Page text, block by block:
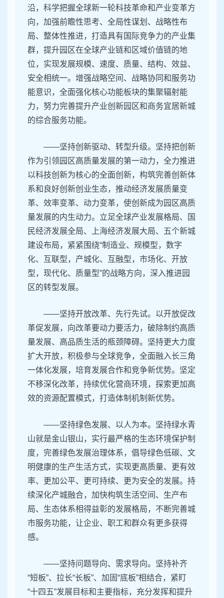
沿，科学把握全球新一轮科技革命和产业变革方
向，加强前瞻性思考、全局性谋划、战略性布
局、整体性推进，打造具有国际竞争力的产业集
群，提升园区在全球产业链和区域价值链的地
位，实现发展规模、速度、质量、结构、效益、
安全相统一。增强战略空间、战略协同和服务功
能意识，全面强化核心功能板块的集聚辐射能
力，努力完善提升产业创新园区和商务宜居新城
的综合服务功能。
——坚持创新驱动、转型升级。坚持把创新
作为引领园区高质量发展的第一动力，全力推进
以科技创新为核心的全面创新，构筑完善创新体
系和良好创新创业生态，推动经济发展质量变
革、效率变革、动力变革，使创新成为园区高质
量发展的内生动力。立足全球产业发展格局、国
民经济发展全局、上海经济发展大局、五个新城
建设布局，紧紧围绕“制造业、规模型，数字
化、互联型，产城化、互融型，市场化、开放
型，现代化、质量型”的战略方向，深入推进园
区的转型发展。
——坚持开放改革、先行先试。以开放促改
革促发展，向改革要动力要活力，破除制约高质
量发展、高品质生活的瓶颈障碍。坚持更大力度
扩大开放，积极参与全球竞争，全面融入长三角
一体化发展，培育发展合作和竞争新优势。坚定
不移深化改革，持续优化营商环境，探索更加高
效的资源配置模式，打造体制机制新优势。
——坚持绿色发展、以人为本。坚持绿水青
山就是金山银山，实行最严格的生态环境保护制
度，完善绿色发展治理体系，倡导绿色低碳、文
明健康的生产生活方式，实现更高质量、更有效
率、更加公平、更可持续、更为安全的发展。持
续深化产城融合，加快构筑生活空间、生产布
局、生态体系相得益彰的发展格局，不断完善城
市服务功能，让企业、职工和群众有更多获得
感。
——坚持问题导向、需求导向。坚持补齐
“短板”、拉长“长板”、加固“底板”相结合，紧盯
“十四五”发展目标和主要指标，充分发挥和提升